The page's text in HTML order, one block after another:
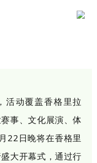
，活动覆盖香格里拉
事、文化展演、体
22日晚将在香格里
大开幕式，通过行